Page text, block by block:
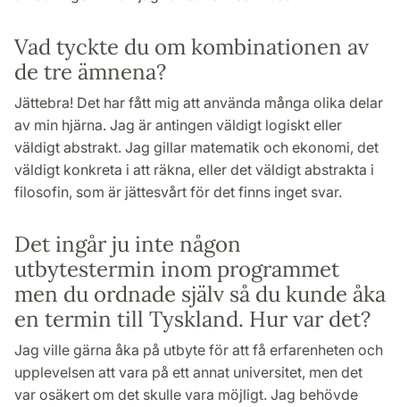
Vad tyckte du om kombinationen av
de tre ämnena?
Jättebra! Det har fått mig att använda många olika delar
av min hjärna. Jag är antingen väldigt logiskt eller
väldigt abstrakt. Jag gillar matematik och ekonomi, det
väldigt konkreta i att räkna, eller det väldigt abstrakta i
filosofin, som är jättesvårt för det finns inget svar.
Det ingår ju inte någon
utbytestermin inom programmet
men du ordnade själv så du kunde åka
en termin till Tyskland. Hur var det?
Jag ville gärna åka på utbyte för att få erfarenheten och
upplevelsen att vara på ett annat universitet, men det
var osäkert om det skulle vara möjligt. Jag behövde